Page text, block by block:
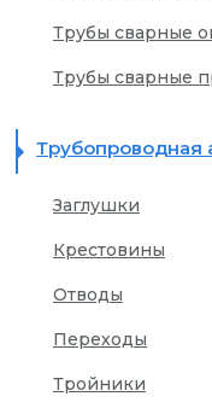
Трубы сварные
Трубы сварные
Заглушки
Крестовины
Отводы
Переходы
Тройники